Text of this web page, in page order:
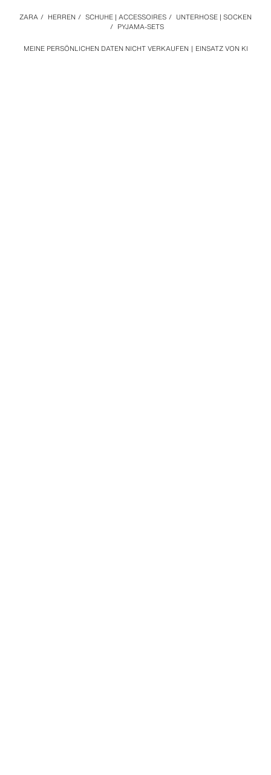
MEINE PERSÖNLICHEN DATEN NICHT VERKAUFEN EINSATZ VON KI
ZARA / HERREN / SCHUHE | ACCESSOIRES / UNTERHOSE | SOCKEN
/ PYJAMA-SETS